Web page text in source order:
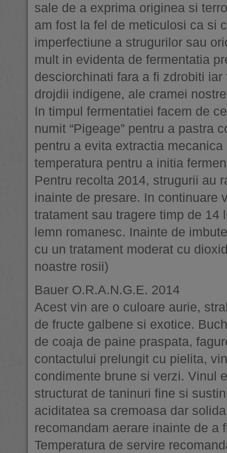
sale de a exprima originea si
am fost la fel de meticulosi ca si
imperfectiune a strugurilor sau
mult in evidenta de fermentatia
desciorchinati fara a fi zdrobiti
drojdii indigene, ale cramei
In timpul fermentatiei facem de
numit “Pigeage” pentru a pastra
pentru a evita extractia
temperatura pentru a initia
Pentru recolta 2014, strugurii au
inainte de presare. In continuare
tratament sau tragere timp de
lemn romanesc. Inainte de
cu un tratament moderat cu
noastre rosii)
Bauer O.R.A.N.G.E. 2014
Acest vin are o culoare aurie,
de fructe galbene si exotice.
de coaja de paine praspata,
contactului prelungit cu pielita,
condimente brune si verzi. Vinul
structurat de taninuri fine si
aciditatea sa cremoasa dar
recomandam aerare inainte de a
Temperatura de servire